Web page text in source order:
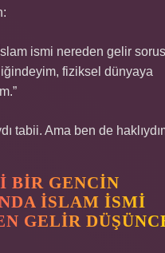
ismi nereden gelir
fiziksel dünyaya
tabii. Ama ben de
BIR GENCIN
İSLAM ISMI
GELIR